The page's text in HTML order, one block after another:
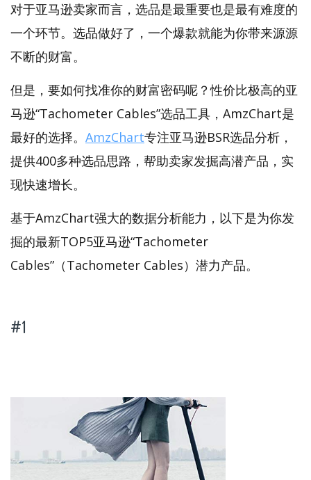
对于亚马逊卖家而言，选品是最重要也是最有难度的
一个环节。选品做好了，一个爆款就能为你带来源源
不断的财富。
但是，要如何找准你的财富密码呢？性价比极高的亚
马逊“Tachometer Cables”选品工具，AmzChart是
最好的选择。 AmzChart专注亚马逊BSR选品分析，
提供400多种选品思路，帮助卖家发掘高潜产品，实
现快速增长。
基于AmzChart强大的数据分析能力，以下是为你发
掘的最新TOP5亚马逊“Tachometer
Cables”（Tachometer Cables）潜力产品。
#1